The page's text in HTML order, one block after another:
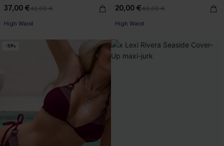
37,00 €42,00 €
【AG18】2 met 10% korting
High Waist
20,00 €40,00 €
【AG18】2 met 10% korting
High Waist
-10%